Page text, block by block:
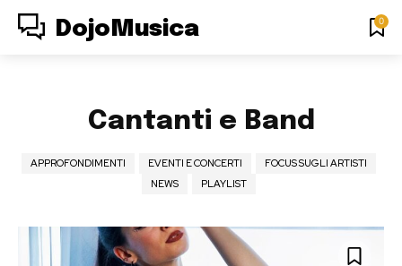
DojoMusica 0
Cantanti e Band
APPROFONDIMENTI EVENTI E CONCERTI
FOCUS SUGLI ARTISTI
NEWS
PLAYLIST